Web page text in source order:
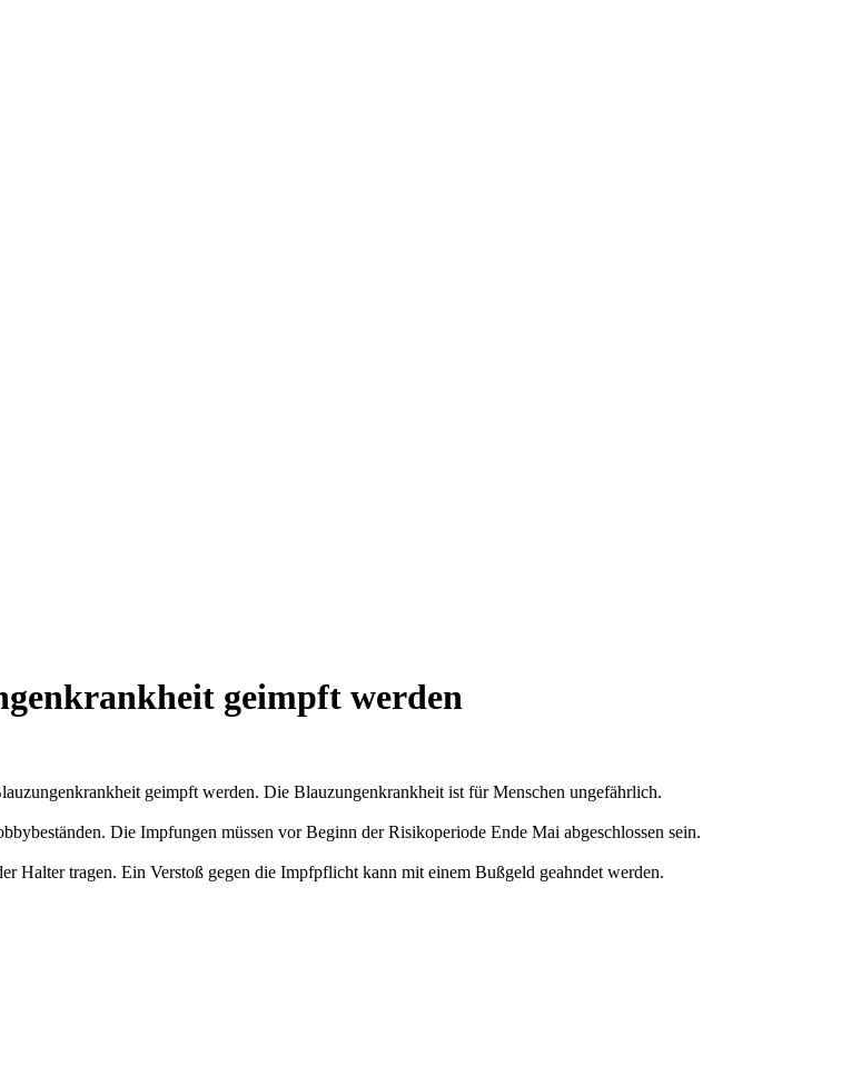
geimpft werden
geimpft werden. Die Blauzungenkrankheit ist für Menschen ungefährlich.
Die Impfungen müssen vor Beginn der Risikoperiode Ende Mai abgeschlossen sein.
Halter tragen. Ein Verstoß gegen die Impfpflicht kann mit einem Bußgeld geahndet werden.